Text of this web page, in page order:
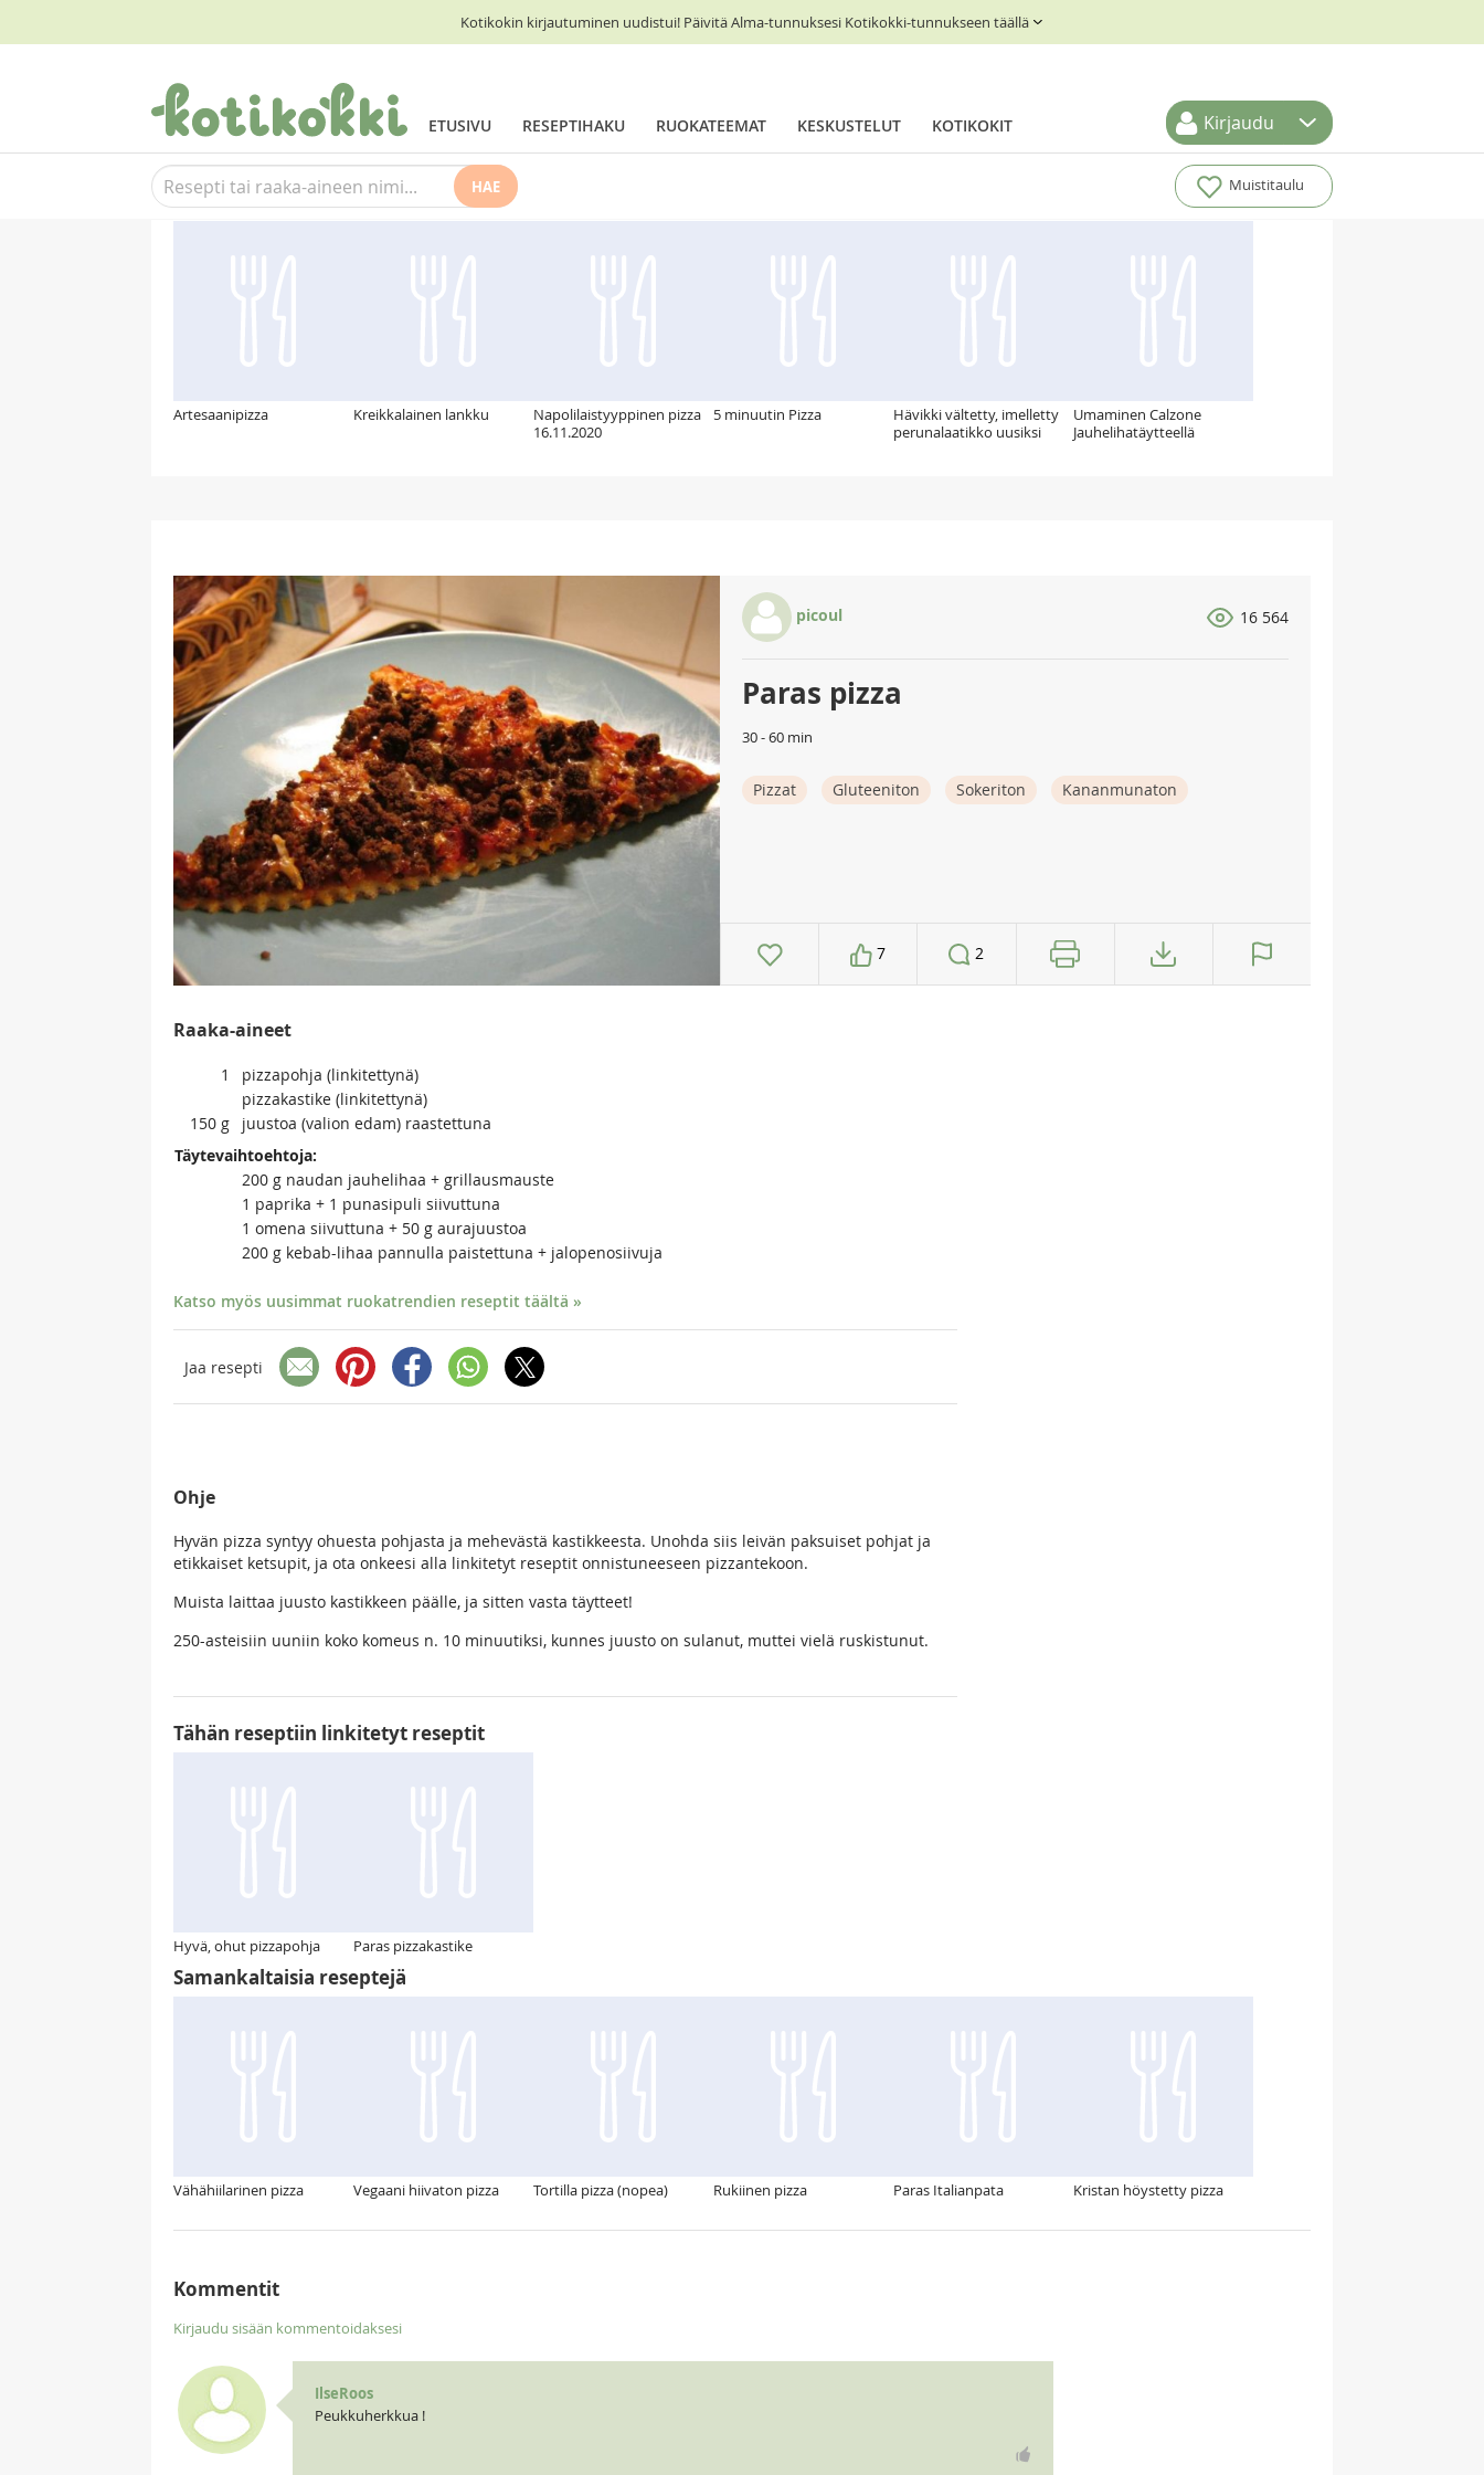
Kotikokin kirjautuminen uudistui! Päivitä Alma-tunnuksesi Kotikokki-tunnukseen täällä
ETUSIVU RESEPTIHAKU RUOKATEEMAT KESKUSTELUT KOTIKOKIT Kirjaudu
HAE Muistitaulu
Suosittelemme myös
Artesaanipizza Kreikkalainen lankku
Napolilaistyyppinen pizza
16.11.2020
5 minuutin Pizza
Hävikki vältetty, imelletty
perunalaatikko uusiksi
Umaminen Calzone
Jauhelihatäytteellä
picoul 16 564
Paras pizza
30 - 60 min
Pizzat Gluteeniton Sokeriton Kananmunaton
7 2
Raaka-aineet
1
pizzapohja (linkitettynä)
pizzakastike (linkitettynä)
150 g
juustoa (valion edam) raastettuna
Täytevaihtoehtoja:
200 g naudan jauhelihaa + grillausmauste
1 paprika + 1 punasipuli siivuttuna
1 omena siivuttuna + 50 g aurajuustoa
200 g kebab-lihaa pannulla paistettuna + jalopenosiivuja
Katso myös uusimmat ruokatrendien reseptit täältä »
Jaa resepti
Ohje
Hyvän pizza syntyy ohuesta pohjasta ja mehevästä kastikkeesta. Unohda siis leivän paksuiset pohjat ja
etikkaiset ketsupit, ja ota onkeesi alla linkitetyt reseptit onnistuneeseen pizzantekoon.
Muista laittaa juusto kastikkeen päälle, ja sitten vasta täytteet!
250-asteisiin uuniin koko komeus n. 10 minuutiksi, kunnes juusto on sulanut, muttei vielä ruskistunut.
Tähän reseptiin linkitetyt reseptit
Hyvä, ohut pizzapohja Paras pizzakastike
Samankaltaisia reseptejä
Vähähiilarinen pizza Vegaani hiivaton pizza Tortilla pizza (nopea) Rukiinen pizza Paras Italianpata Kristan höystetty pizza
Kommentit
Kirjaudu sisään kommentoidaksesi
IlseRoos
Peukkuherkkua !